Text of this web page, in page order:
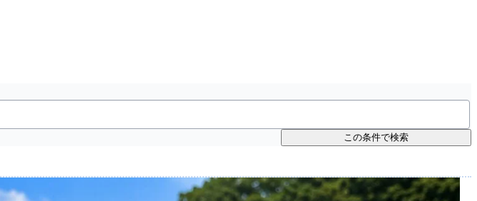
この条件で検索